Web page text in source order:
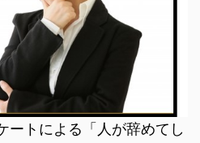
ートによる「人が辞めてし